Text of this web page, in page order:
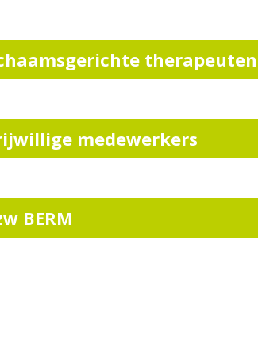
therapeuten
medewerkers
BERM